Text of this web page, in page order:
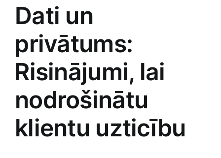
Dati un
⁢privātums:
⁢Risinājumi, ⁣lai
nodrošinātu
klientu uzticību